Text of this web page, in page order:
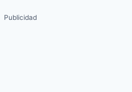
Publicidad